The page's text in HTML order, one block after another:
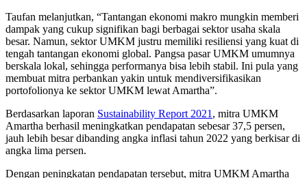
Taufan melanjutkan, “Tantangan ekonomi makro mungkin memberi
dampak yang cukup signifikan bagi berbagai sektor usaha skala
besar. Namun, sektor UMKM justru memiliki resiliensi yang kuat di
tengah tantangan ekonomi global. Pangsa pasar UMKM umumnya
berskala lokal, sehingga performanya bisa lebih stabil. Ini pula yang
membuat mitra perbankan yakin untuk mendiversifikasikan
portofolionya ke sektor UMKM lewat Amartha”.
Berdasarkan laporan Sustainability Report 2021 , mitra UMKM
Amartha berhasil meningkatkan pendapatan sebesar 37,5 persen,
jauh lebih besar dibanding angka inflasi tahun 2022 yang berkisar di
angka lima persen.
Dengan peningkatan pendapatan tersebut, mitra UMKM Amartha